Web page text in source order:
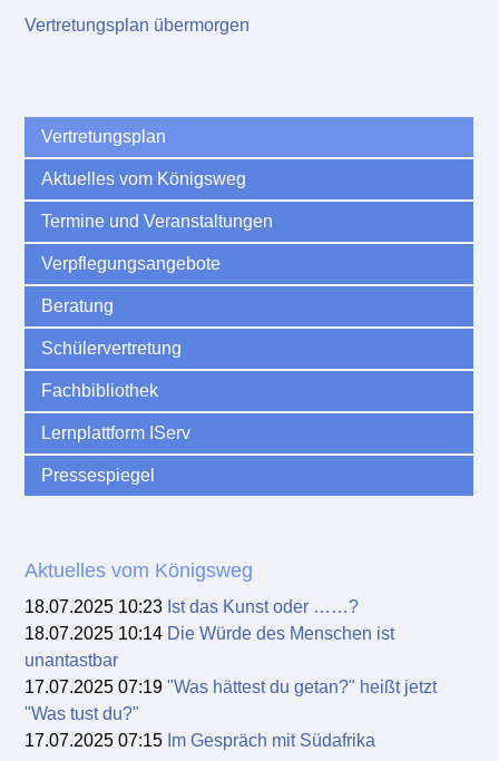
Vertretungsplan übermorgen
Vertretungsplan
Aktuelles vom Königsweg
Termine und Veranstaltungen
Verpflegungsangebote
Beratung
Schülervertretung
Fachbibliothek
Lernplattform IServ
Pressespiegel
Aktuelles vom Königsweg
18.07.2025 10:23 Ist das Kunst oder ……?
18.07.2025 10:14 Die Würde des Menschen ist
unantastbar
17.07.2025 07:19 "Was hättest du getan?" heißt jetzt
"Was tust du?"
17.07.2025 07:15 Im Gespräch mit Südafrika